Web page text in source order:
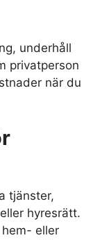
underhåll
privatperson
när du
tjänster,
hyresrätt.
eller